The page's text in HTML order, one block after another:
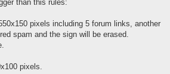
than this rules:
pixels including 5 forum links, another
spam and the sign will be erased.
pixels.